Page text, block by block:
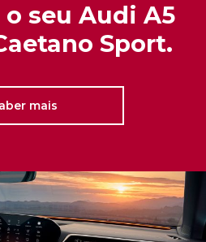
o seu Audi A5
Sport.
mais